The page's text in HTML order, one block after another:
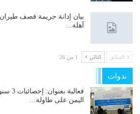
بيان إدانة جريمة قصف
آهلة…
السابق التالي 1 من 26
ندوات
اليمن على طاولة…